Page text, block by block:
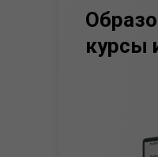
курсы